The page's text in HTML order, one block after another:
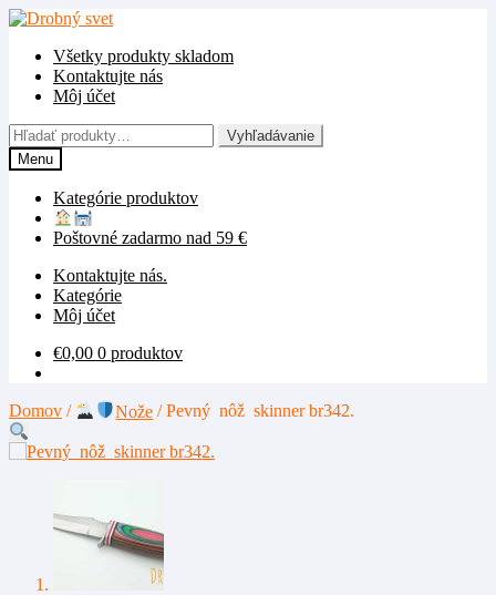
Preskočiť
navigáciu
Preskočiť
obsah
Všetky produkty skladom
Kontaktujte nás
Môj účet
Hľadať:
Vyhľadávanie
Menu
Kategórie produktov
Poštovné zadarmo nad 59 €
Kontaktujte nás.
Kategórie
Môj účet
€0,00 0 produktov
Domov / Nože /Pevný nôž skinner br342.